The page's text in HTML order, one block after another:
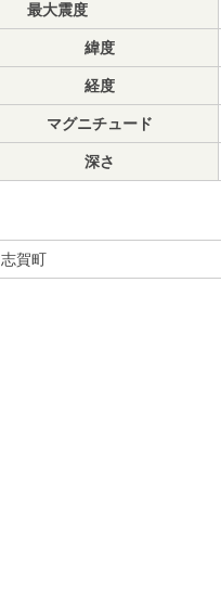
最大震度
緯度
経度
マグニチュード
深さ
志賀町